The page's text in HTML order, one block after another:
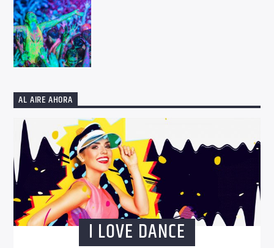
AL AIRE AHORA
I LOVE DANCE